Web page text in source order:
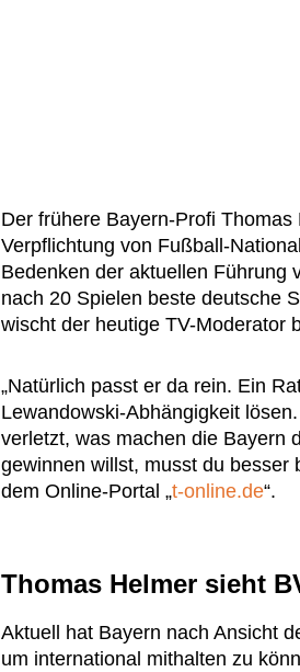
Der frühere Bayern-Profi
Verpflichtung von Fußball-
Bedenken der aktuellen Führung
nach 20 Spielen beste deutsche
wischt der heutige TV-Moderator
„Natürlich passt er da rein. Ein
Lewandowski-Abhängigkeit
verletzt, was machen die Bayern
gewinnen willst, musst du besser
dem Online-Portal „t-online.de“.
Thomas Helmer sieht
Aktuell hat Bayern nach Ansicht
um international mithalten zu